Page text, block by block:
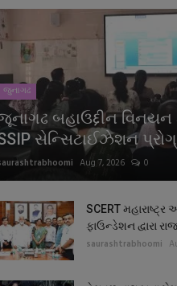
જુનાગઢ
બહાઉદ્દીન
સેન્સિટાઈઝેશન
Aug 7, 2026 0
SCERT
ફાઉન્ડેશન દ્વારા
saurashtrabhoomi